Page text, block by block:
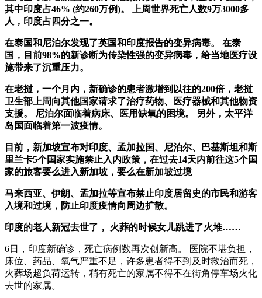
其中印度占46% (约260万例)。 上周世界死亡人数9万3000多
人，印度占四分之一。
在泰国和尼泊尔发现了英国和印度报告的变异病毒。 在泰
国，目前98%的新诊断为传染性强的变异病毒，给当地医疗设
施带来了沉重压力。
在老挝，一个月内，新确诊的患者激增到以往的200倍，老挝
卫生部上周向其他国家请求了治疗药物、医疗器械和其他物资
支援。 尼泊尔面临着病床、医用缺氧的困境。 另外，太平洋
岛国面临着第一波疫情。
目前，新加坡宣布对印度、孟加拉国、尼泊尔、巴基斯坦和斯
里兰卡5个国家实施禁止入内政策，在过去14天内前往这5个国
家的旅客要么进入新加坡，要么在新加坡过境
马来西亚、伊朗、孟加拉等宣布禁止印度居留史的市民和游客
入境和过境，防止印度疫情向周边扩散。
印度的老人新冠去世了， 火葬的时候女儿跳进了火堆……
6日，印度新确诊，死亡病例数再次创新高。 医院不堪负担，
床位、药品、氧气严重不足，许多患者得不到及时救治而死，
火葬场超负荷运转，稍有死亡的家属不得不在街角停车场火化
去世的家属。